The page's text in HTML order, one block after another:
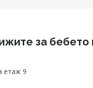
за бебето
етаж 9